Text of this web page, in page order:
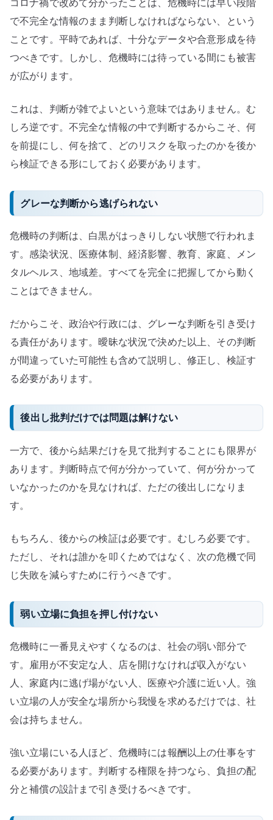
断
と
責
所
へ
の
で不完全な情報のまま判断しなければならない、という
ことです。平時であれば、十分なデータや合意形成を待
つべきです。しかし、危機時には待っている間にも被害
が広がります。
これは、判断が雑でよいという意味ではありません。む
しろ逆です。不完全な情報の中で判断するからこそ、何
を前提にし、何を捨て、どのリスクを取ったのかを後か
ら検証できる形にしておく必要があります。
グレーな判断から逃げられない
危機時の判断は、白黒がはっきりしない状態で行われま
す。感染状況、医療体制、経済影響、教育、家庭、メン
タルヘルス、地域差。すべてを完全に把握してから動く
ことはできません。
だからこそ、政治や行政には、グレーな判断を引き受け
る責任があります。曖昧な状況で決めた以上、その判断
が間違っていた可能性も含めて説明し、修正し、検証す
る必要があります。
後出し批判だけでは問題は解けない
一方で、後から結果だけを見て批判することにも限界が
あります。判断時点で何が分かっていて、何が分かって
いなかったのかを見なければ、ただの後出しになりま
す。
もちろん、後からの検証は必要です。むしろ必要です。
ただし、それは誰かを叩くためではなく、次の危機で同
じ失敗を減らすために行うべきです。
弱い立場に負担を押し付けない
危機時に一番見えやすくなるのは、社会の弱い部分で
す。雇用が不安定な人、店を開けなければ収入がない
人、家庭内に逃げ場がない人、医療や介護に近い人。強
い立場の人が安全な場所から我慢を求めるだけでは、社
会は持ちません。
強い立場にいる人ほど、危機時には報酬以上の仕事をす
る必要があります。判断する権限を持つなら、負担の配
分と補償の設計まで引き受けるべきです。